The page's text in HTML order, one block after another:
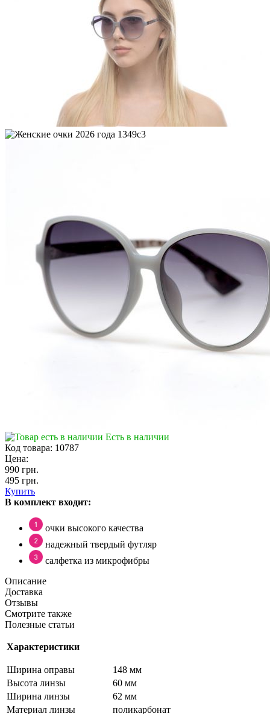
Есть в наличии
Код товара: 10787
Цена:
990 грн.
495 грн.
Купить
В комплект входит:
очки высокого качества
надежный твердый футляр
салфетка из микрофибры
Описание
Доставка
Отзывы
Смотрите также
Полезные статьи
Характеристики
Ширина оправы
148 мм
Высота линзы
60 мм
Ширина линзы
62 мм
Материал линзы
поликарбонат